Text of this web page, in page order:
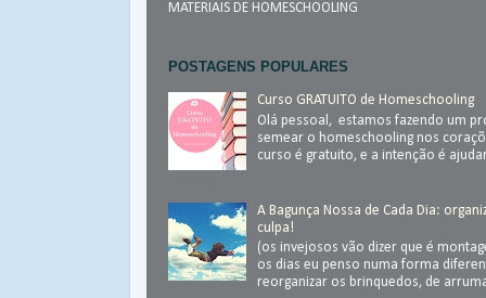
MATERIAIS DE HOMESCHOOLING
POSTAGENS POPULARES
Curso GRATUITO de Homeschooling
Olá pessoal, estamos fazendo um
semear o homeschooling nos
curso é gratuito, e a intenção é
A Bagunça Nossa de Cada Dia:
culpa!
(os invejosos vão dizer que é
os dias eu penso numa forma
reorganizar os brinquedos, de